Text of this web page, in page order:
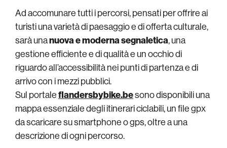
Ad accomunare tutti i percorsi, pensati per offrire ai
turisti una varietà di paesaggio e di offerta culturale,
sarà unanuova e moderna segnaletica, una
gestione efficiente e di qualità e un occhio di
riguardo all’accessibilità nei punti di partenza e di
arrivo con i mezzi pubblici.
Sul portaleflandersbybike.besono disponibili una
mappa essenziale degli itinerari ciclabili, un file gpx
da scaricare su smartphone o gps, oltre a una
descrizione di ogni percorso.